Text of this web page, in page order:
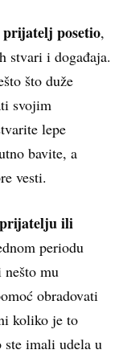
prijatelj posetio,
stvari i događaja.
što duže
svojim
lepe
bavite, a
vesti.
prijatelju ili
periodu
nešto mu
obradovati
koliko je to
ste imali udela u